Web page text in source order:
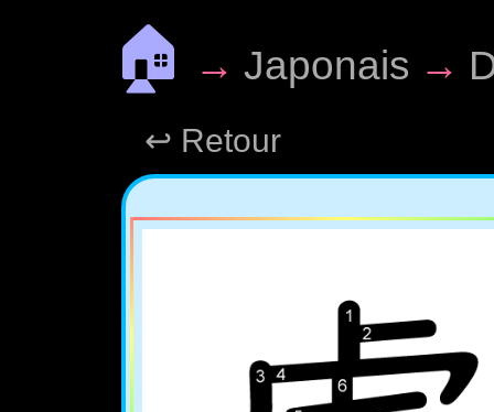
🏠 → Japonais →
↩ Retour